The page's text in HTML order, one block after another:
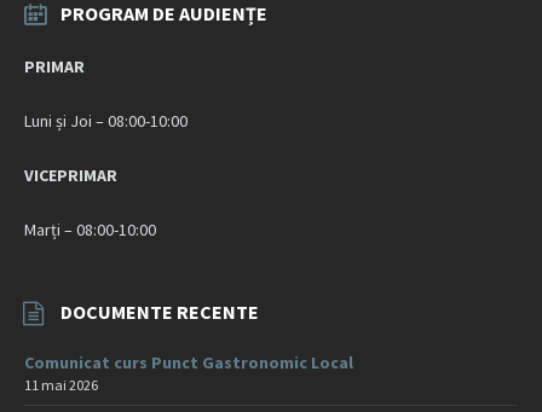
PROGRAM DE AUDIENȚE
PRIMAR
Luni și Joi – 08:00-10:00
VICEPRIMAR
Marți – 08:00-10:00
DOCUMENTE RECENTE
Comunicat curs Punct Gastronomic Local
11 mai 2026